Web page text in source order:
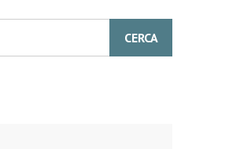
CERCA